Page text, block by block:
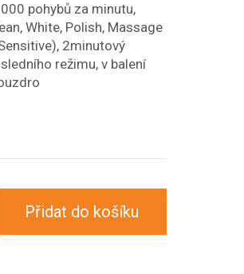
pohybů za minutu,
White, Polish, Massage
2minutový
režimu, v balení
Přidat do košíku